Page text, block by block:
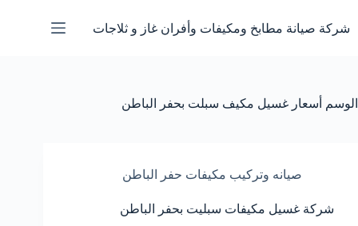
إلى
المحتوى
شركة صيانة مطابخ ومكيفات وأفران غاز و ثلاجات
الوسم أسعار غسيل مكيف سبلت بحفر الباطن
صيانه وتركيب مكيفات حفر الباطن
شركة غسيل مكيفات سبليت بحفر الباطن